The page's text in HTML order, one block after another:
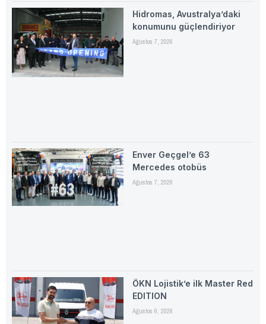
Hidromas, Avustralya’daki
konumunu güçlendiriyor
Ağustos 7, 2026
Enver Geçgel’e 63
Mercedes otobüs
Ağustos 7, 2026
ÖKN Lojistik’e ilk Master Red
EDITION
Ağustos 6, 2026